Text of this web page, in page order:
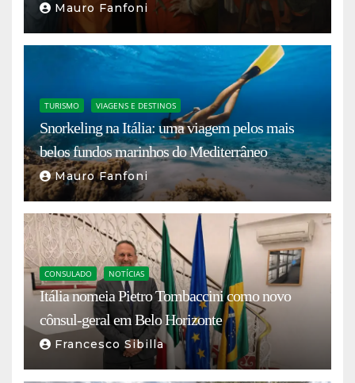
Mauro Fanfoni
TURISMO VIAGENS E DESTINOS
Snorkeling na Itália: uma viagem pelos mais
belos fundos marinhos do Mediterrâneo
Mauro Fanfoni
CONSULADO NOTÍCIAS
Itália nomeia Pietro Tombaccini como novo
cônsul-geral em Belo Horizonte
Francesco Sibilla